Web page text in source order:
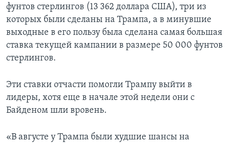
фунтов стерлингов (13 362 доллара США), три из
которых были сделаны на Трампа, а в минувшие
выходные в его пользу была сделана самая большая
ставка текущей кампании в размере 50 000 фунтов
стерлингов.
Эти ставки отчасти помогли Трампу выйти в
лидеры, хотя еще в начале этой недели они с
Байденом шли вровень.
«В августе у Трампа были худшие шансы на